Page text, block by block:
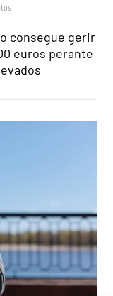
consegue gerir
euros perante